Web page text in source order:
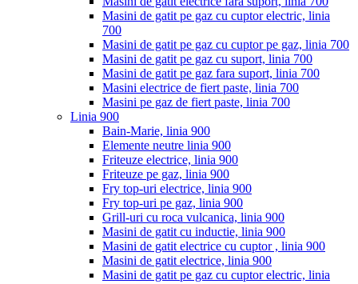
Masini de gatit pe gaz cu cuptor electric, linia
700
Masini de gatit pe gaz cu cuptor pe gaz, linia 700
Masini de gatit pe gaz cu suport, linia 700
Masini de gatit pe gaz fara suport, linia 700
Masini electrice de fiert paste, linia 700
Masini pe gaz de fiert paste, linia 700
Linia 900
Bain-Marie, linia 900
Elemente neutre linia 900
Friteuze electrice, linia 900
Friteuze pe gaz, linia 900
Fry top-uri electrice, linia 900
Fry top-uri pe gaz, linia 900
Grill-uri cu roca vulcanica, linia 900
Masini de gatit cu inductie, linia 900
Masini de gatit electrice cu cuptor , linia 900
Masini de gatit electrice, linia 900
Masini de gatit pe gaz cu cuptor electric, linia